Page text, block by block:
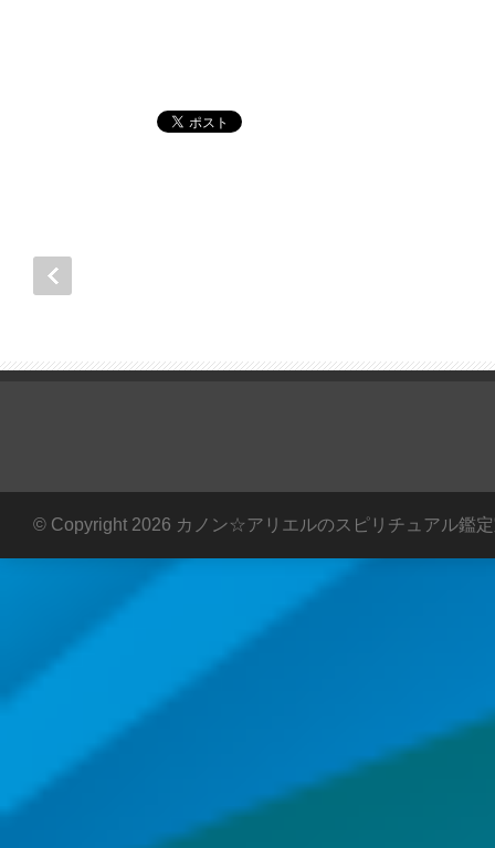
© Copyright 2026 カノン☆アリエルのスピリチュアル鑑